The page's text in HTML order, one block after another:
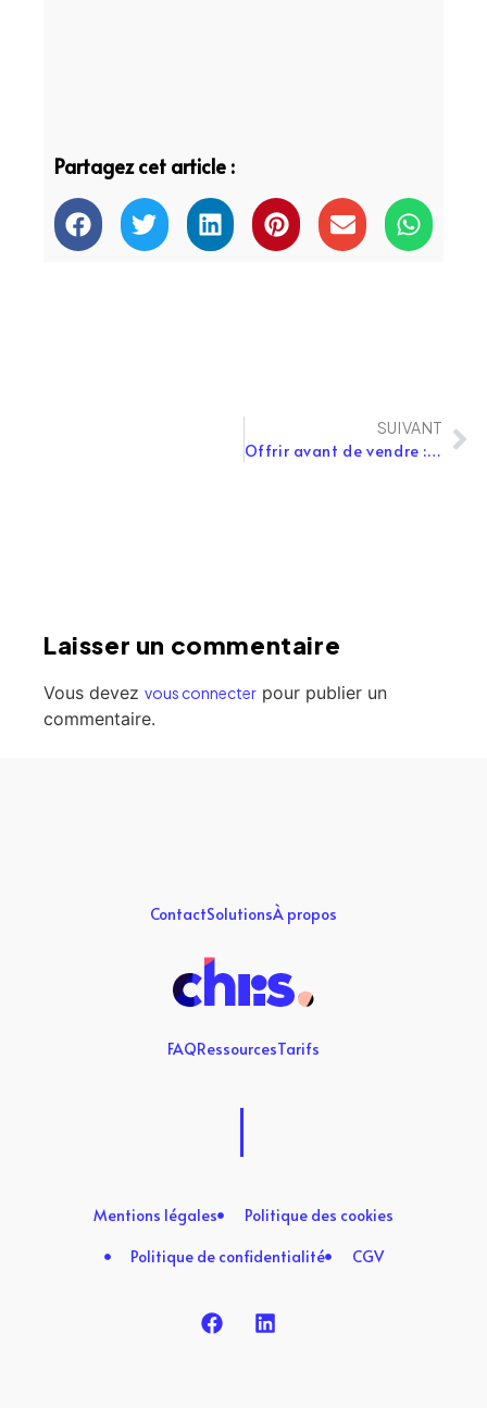
Partagez cet article :
SUIVANT
Offrir avant de vendre : Comment votre expertise peut devenir votre meilleur outil marketing
Laisser un commentaire
Vous devez vous connecter pour publier un
commentaire.
ContactSolutionsÀ propos
FAQRessourcesTarifs
Mentions légales
Politique des cookies
Politique de confidentialité
CGV